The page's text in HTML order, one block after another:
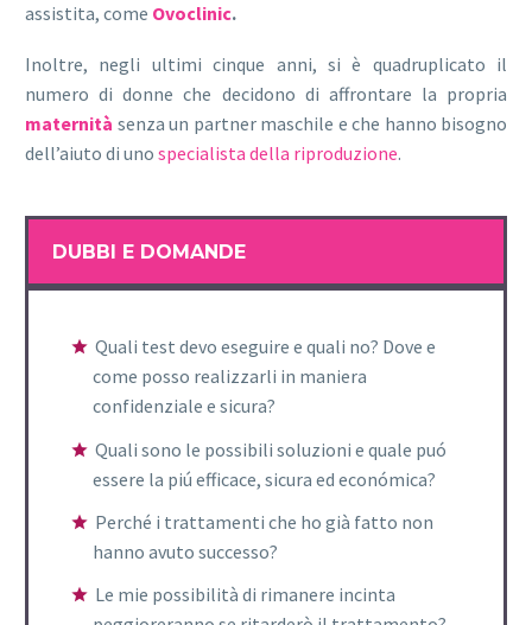
assistita, come Ovoclinic.
Inoltre, negli ultimi cinque anni, si è quadruplicato il
numero di donne che decidono di affrontare la propria
maternità senza un partner maschile e che hanno bisogno
dell’aiuto di uno specialista della riproduzione.
DUBBI E DOMANDE
Quali test devo eseguire e quali no? Dove e
come posso realizzarli in maniera
confidenziale e sicura?
Quali sono le possibili soluzioni e quale puó
essere la piú efficace, sicura ed económica?
Perché i trattamenti che ho già fatto non
hanno avuto successo?
Le mie possibilità di rimanere incinta